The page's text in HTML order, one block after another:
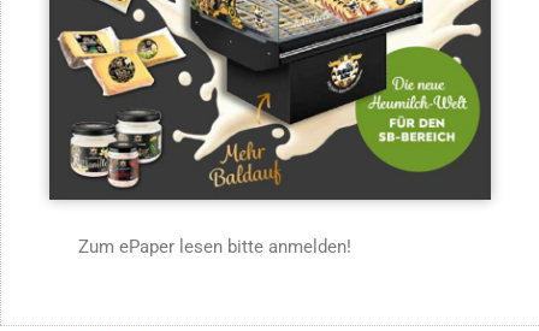
Zum ePaper lesen bitte anmelden!